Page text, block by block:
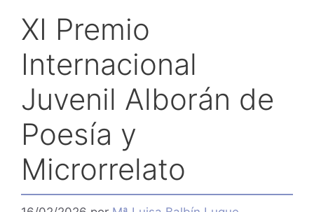
XI Premio
Internacional
Juvenil Alborán de
Poesía y
Microrrelato